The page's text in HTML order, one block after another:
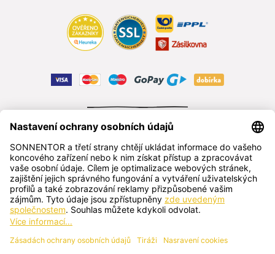
čeština
SONNENTOR s.r.o.
Příhon 943, 696 15 Čejkovice, Česká republika
+420 518 362 687 sonnentor@sonnentor.cz